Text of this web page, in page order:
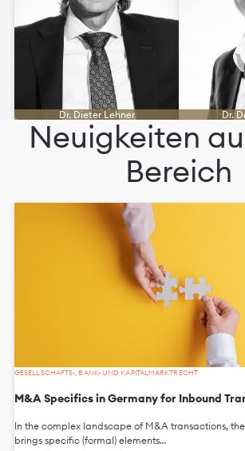
Dr. Dieter Lehner Dr.
Neuigkeiten
Bereich
GESELLSCHAFTS-, BANK- UND KAPITALMARKTRECHT
M&A Specifics in Germany for Inbound
In the complex landscape of M&A transactions,
brings specific (formal) elements…